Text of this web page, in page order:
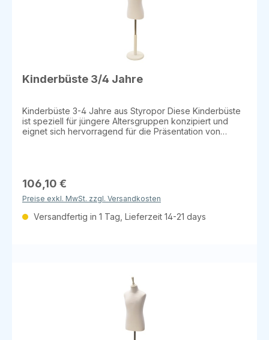
Kinderbüste 3/4 Jahre
Kinderbüste 3-4 Jahre aus Styropor Diese Kinderbüste
ist speziell für jüngere Altersgruppen konzipiert und
eignet sich hervorragend für die Präsentation von
Halsabschluss (Knauf) Mit Dreibein und Halsabschluss
(Knauf) Perfekt für den Einsatz in Boutiquen oder für die
Modepräsentation im Geschäft!
106,10 €
Preise exkl. MwSt. zzgl. Versandkosten
Versandfertig in 1 Tag, Lieferzeit 14-21 days